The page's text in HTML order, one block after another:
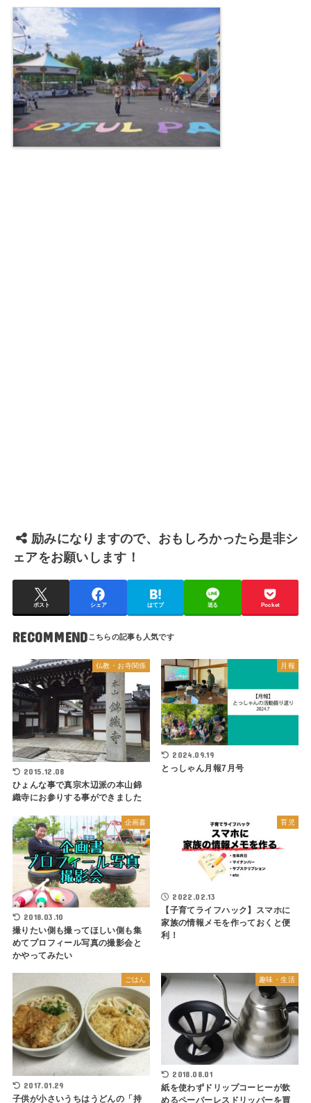
励みになりますので、おもしろかったら是非シ
ェアをお願いします！
ポスト シェア はてブ 送る Pocket
RECOMMEND
仏教・お寺関係
2015.12.08
ひょんな事で真宗木辺派の本山錦
織寺にお参りする事ができました
月報
2024.09.19
とっしゃん月報7月号
企画書
2018.03.10
撮りたい側も撮ってほしい側も集
めてプロフィール写真の撮影会と
かやってみたい
育児
2022.02.13
【子育てライフハック】スマホに
家族の情報メモを作っておくと便
利！
ごはん
2017.01.29
子供が小さいうちはうどんの「持
趣味・生活
2018.08.01
紙を使わずドリップコーヒーが飲
めるペーパーレスドリッパーを買